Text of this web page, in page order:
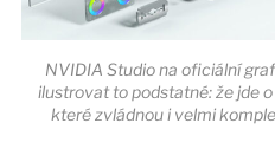
NVIDIA Studio na oficiální
ilustrovat to podstatné: že jde
které zvládnou i velmi